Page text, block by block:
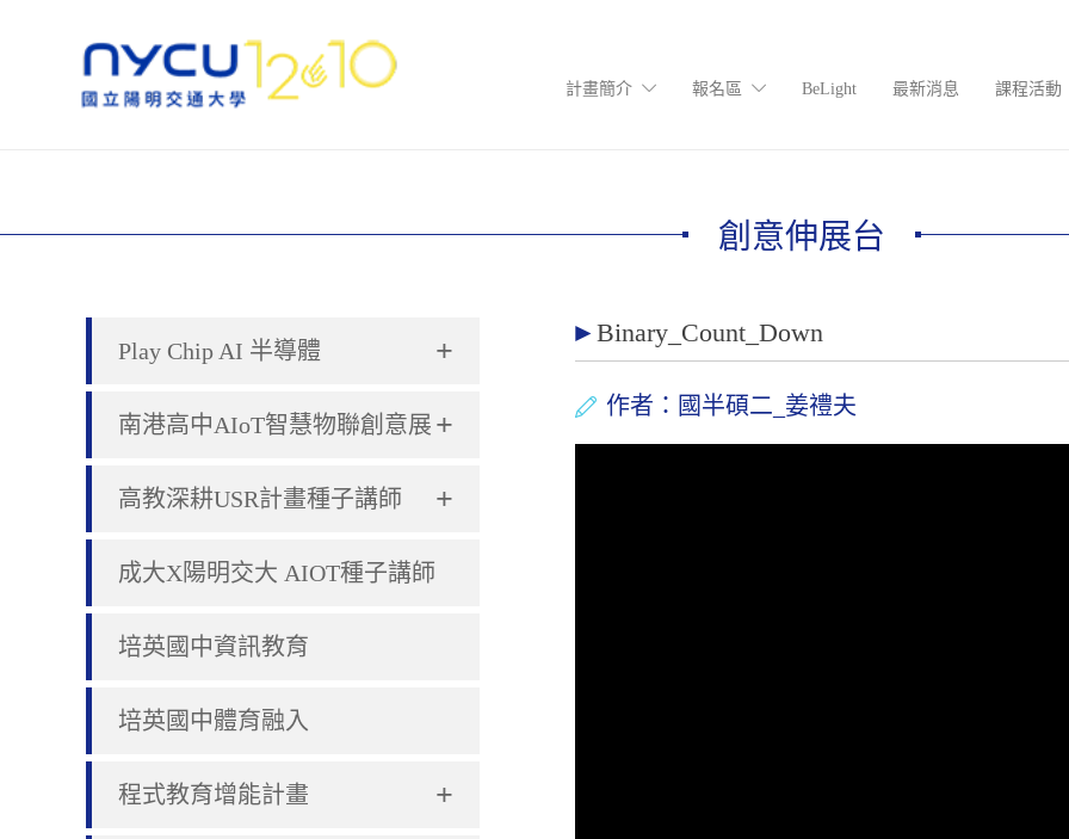
計畫簡介 報名區 BeLight 最新消息 課程活動
創意伸展台
+
Play Chip AI 半導體
+
南港高中AIoT智慧物聯創意展
+
高教深耕USR計畫種子講師
成大X陽明交大 AIOT種子講師
培英國中資訊教育
培英國中體育融入
+
程式教育增能計畫
Binary_Count_Down
作者：國半碩二_姜禮夫